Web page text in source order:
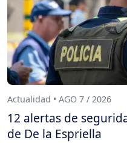
Actualidad • AGO 7 / 2026
12 alertas de
de De la Espriella